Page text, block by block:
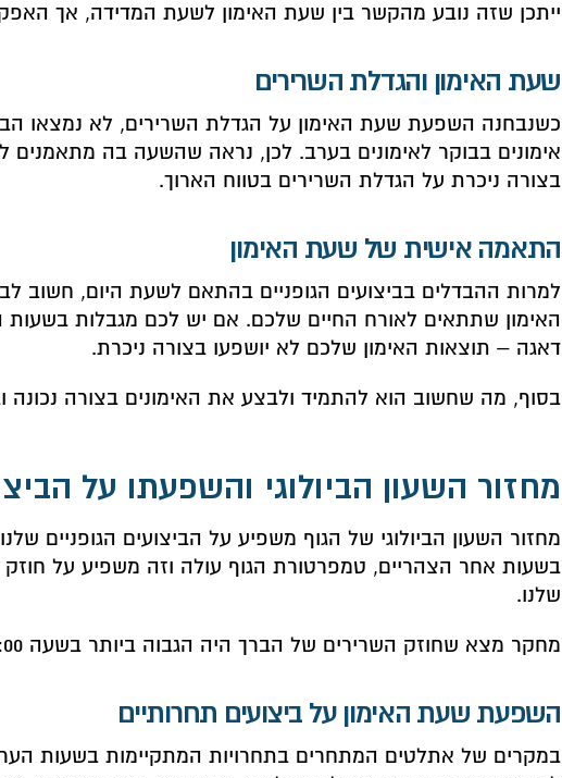
ייתכן שזה נובע מהקשר בין שעת האימון לשעת המדידה, אך
שעת האימון והגדלת השרירים
כשנבחנה השפעת שעת האימון על הגדלת השרירים, לא נמצאו
אימונים בבוקר לאימונים בערב. לכן, נראה שהשעה בה מתאמנים
בצורה ניכרת על הגדלת השרירים בטווח הארוך.
התאמה אישית של שעת האימון
למרות ההבדלים בביצועים הגופניים בהתאם לשעת היום, חשוב
האימון שתתאים לאורח החיים שלכם. אם יש לכם מגבלות בשעות
דאגה – תוצאות האימון שלכם לא יושפעו בצורה ניכרת.
בסוף, מה שחשוב הוא להתמיד ולבצע את האימונים בצורה נכונה
מחזור השעון הביולוגי והשפעתו על
מחזור השעון הביולוגי של הגוף משפיע על הביצועים הגופניים
בשעות אחר הצהריים, טמפרטורת הגוף עולה וזה משפיע על חוזק
שלנו.
מחקר מצא שחוזק השרירים של הברך היה הגבוה ביותר בשעה 18:00.
השפעת שעת האימון על ביצועים תחרותיים
במקרים של אתלטים המתחרים בתחרויות המתקיימות בשעות